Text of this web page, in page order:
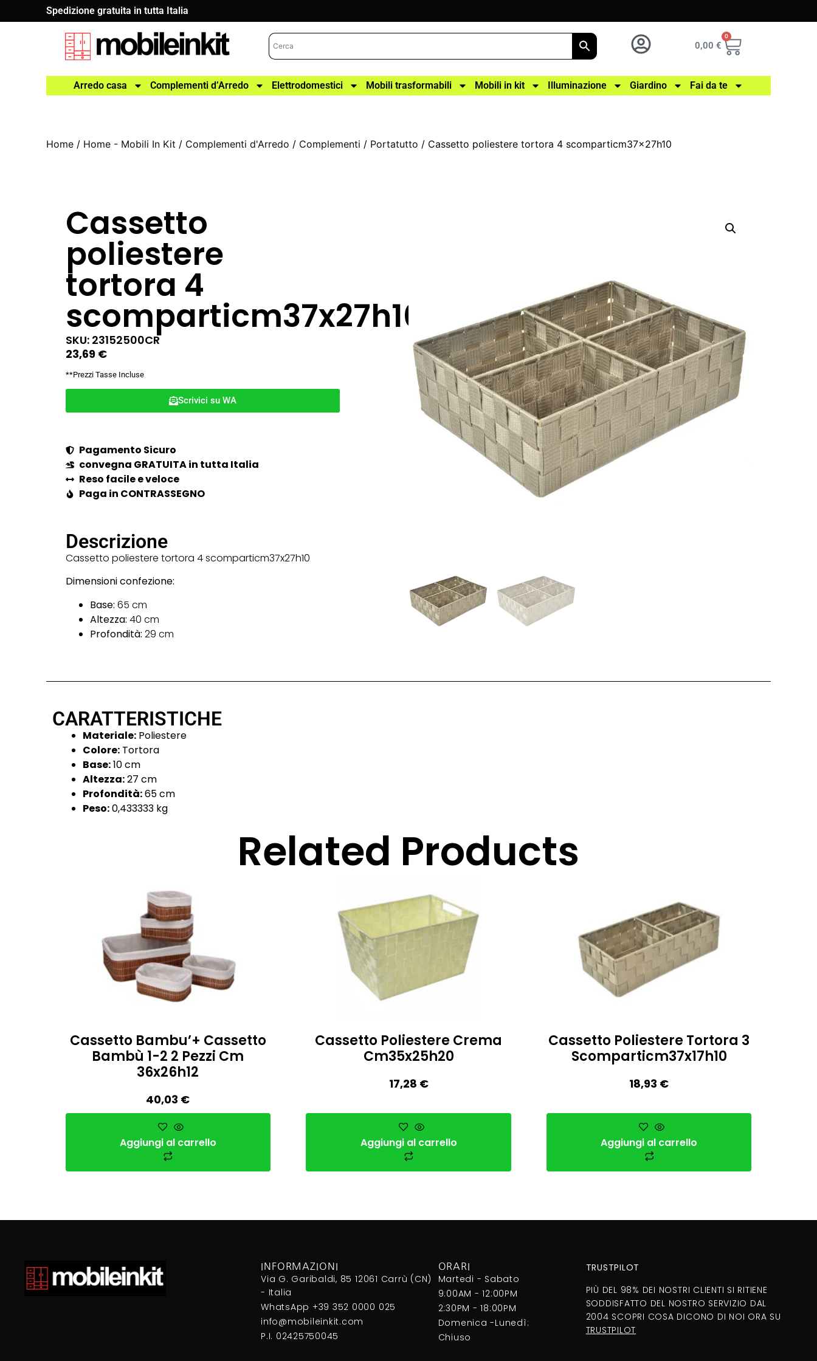
Spedizione gratuita in tutta Italia
0,00 €
0
Arredo casa Complementi d’Arredo Elettrodomestici Mobili trasformabili Mobili in kit Illuminazione Giardino Fai da te
Home / Home - Mobili In Kit / Complementi d'Arredo / Complementi / Portatutto / Cassetto poliestere tortora 4 scomparticm37x27h10
Cassetto
poliestere
tortora 4
scomparticm37x27h10
SKU: 23152500CR
23,69 €
**Prezzi Tasse Incluse
Scrivici su WA
Pagamento Sicuro
convegna GRATUITA in tutta Italia
Reso facile e veloce
Paga in CONTRASSEGNO
Descrizione
Cassetto poliestere tortora 4 scomparticm37x27h10
Dimensioni confezione:
Base: 65 cm
Altezza: 40 cm
Profondità: 29 cm
CARATTERISTICHE
Materiale: Poliestere
Colore: Tortora
Base:10 cm
Altezza:27 cm
Profondità:65 cm
Peso:0,433333 kg
Related Products
Cassetto Bambu’+ Cassetto
Bambù 1-2 2 Pezzi Cm
36x26h12
40,03 €
Aggiungi al carrello
Cassetto Poliestere Crema
Cm35x25h20
17,28 €
Aggiungi al carrello
Cassetto Poliestere Tortora 3
Scomparticm37x17h10
18,93 €
Aggiungi al carrello
INFORMAZIONI
Via G. Garibaldi, 85 12061 Carrù (CN)
- Italia
WhatsApp +39 352 0000 025
info@mobileinkit.com
P.I. 02425750045
ORARI
Martedi - Sabato
9:00AM - 12:00PM
2:30PM - 18:00PM
Domenica -Lunedì:
Chiuso
TRUSTPILOT
PIÙ DEL 98% DEI NOSTRI CLIENTI SI RITIENE
SODDISFATTO DEL NOSTRO SERVIZIO DAL
2004 SCOPRI COSA DICONO DI NOI ORA SU
TRUSTPILOT